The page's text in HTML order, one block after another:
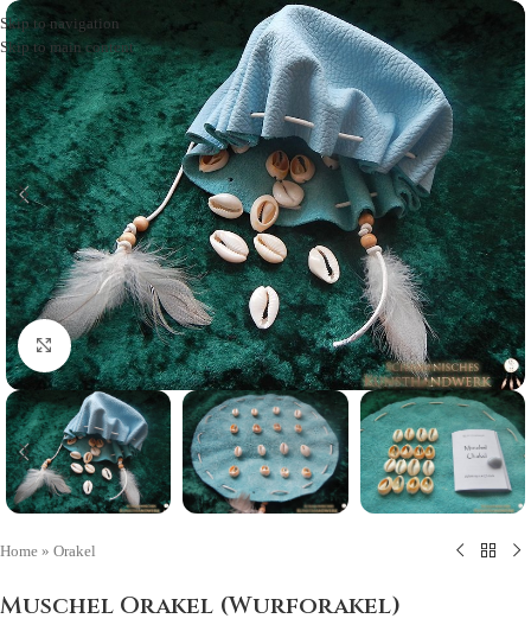
Skip to navigation
Skip to main content
Click to enlarge
Home » Orakel
Muschel Orakel (Wurforakel)